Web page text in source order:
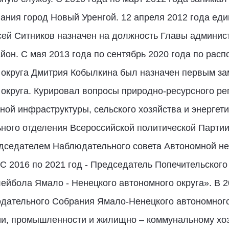
город Новый Уренгой. 12 апреля 2012 года
Ситников назначен на должность Главы
С мая 2013 года по сентябрь 2020 года по
Дмитрия Кобылкина был назначен первым
Курировал вопросы природно-ресурсного
инфраструктуры, сельского хозяйства и
отделения Всероссийской политической
Наблюдательного совета Автономной
по 2021 год - Председатель
Ямало - Ненецкого автономного округа». В
Собрания Ямало-Ненецкого
промышленности и жилищно – коммунальному